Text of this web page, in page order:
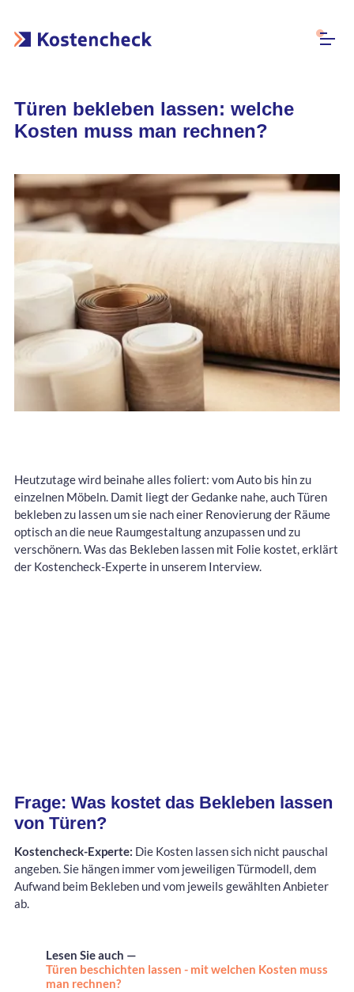
Türen bekleben lassen: welche
Kosten muss man rechnen?
Heutzutage wird beinahe alles foliert: vom Auto bis hin zu
einzelnen Möbeln. Damit liegt der Gedanke nahe, auch Türen
bekleben zu lassen um sie nach einer Renovierung der Räume
optisch an die neue Raumgestaltung anzupassen und zu
verschönern. Was das Bekleben lassen mit Folie kostet, erklärt
der Kostencheck-Experte in unserem Interview.
Frage: Was kostet das Bekleben lassen
von Türen?
Kostencheck-Experte: Die Kosten lassen sich nicht pauschal
angeben. Sie hängen immer vom jeweiligen Türmodell, dem
Aufwand beim Bekleben und vom jeweils gewählten Anbieter
ab.
Lesen Sie auch —
Türen beschichten lassen - mit welchen Kosten muss
man rechnen?